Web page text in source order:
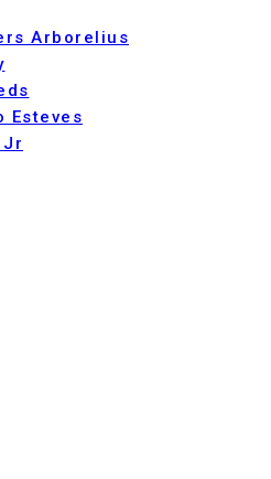
Arborelius
Esteves
Jr